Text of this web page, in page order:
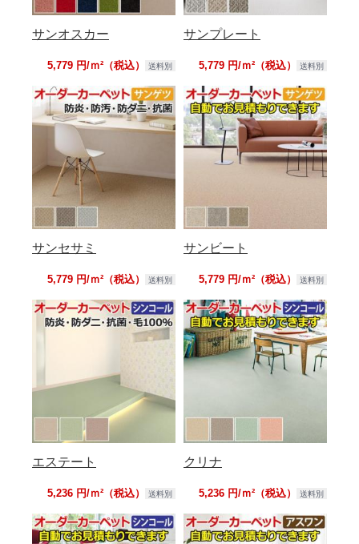
サンオスカー
5,779 円/ｍ²（税込） 送料別
サンプレート
5,779 円/ｍ²（税込） 送料別
サンセサミ
5,779 円/ｍ²（税込） 送料別
サンビート
5,779 円/ｍ²（税込） 送料別
エステート
5,236 円/ｍ²（税込） 送料別
クリナ
5,236 円/ｍ²（税込） 送料別